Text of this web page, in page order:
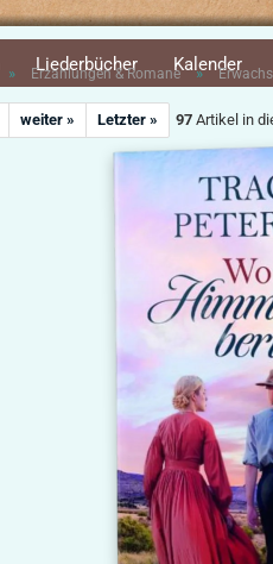
Liederbücher Kalender
» Erzählungen & Romane »
weiter » Letzter » 97 Artikel in